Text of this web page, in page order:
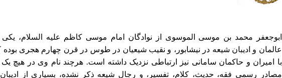
ابوجعفر محمد بن موسی الموسوی از نوادگان امام موسی کاظم علیه السلام، یکی
عالمان و ادیبان شیعه در نیشابور، و نقیب شیعیان در طوس در قرن چهارم هجری بوده
با امیران و حاکمان سامانی نیز ارتباطی نزدیک داشته است. هرچند نام وی در هیچ یک
مصادر رسمی فقه، حدیث، کلام، تفسیر، و رجال شیعه ذکر نشده، بسیاری از